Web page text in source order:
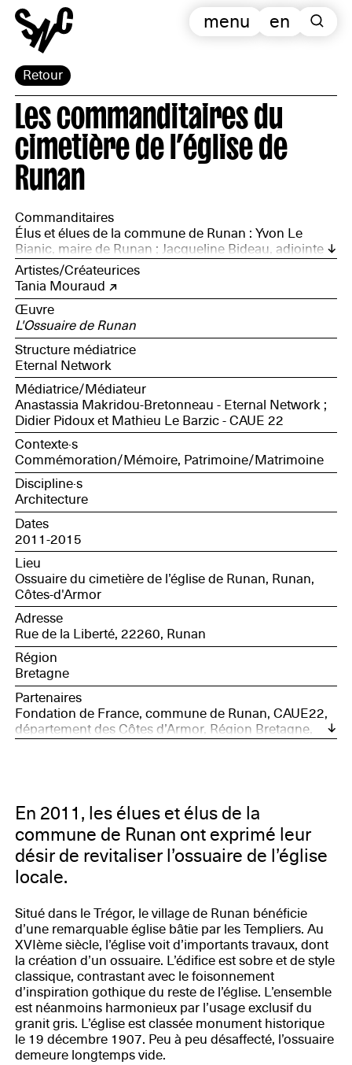
Retour
en
menu
Les commanditaires du
cimetière de l’église de
Runan
Commanditaires
Élus et élues de la commune de Runan : Yvon Le
Bianic, maire de Runan ; Jacqueline Bideau, adjointe
au maire ; Pierrette Boucher, adjointe au maire ; Pierre
Le Touset, adjoint au maire ; ainsi que les employé·es
communaux
Artistes/Créateurices
Tania Mouraud
Œuvre
L'Ossuaire de Runan
Structure médiatrice
Eternal Network
Médiatrice/Médiateur
Anastassia Makridou-Bretonneau - Eternal Network ;
Didier Pidoux et Mathieu Le Barzic - CAUE 22
Contexte·s
Commémoration/Mémoire, Patrimoine/Matrimoine
Discipline·s
Architecture
Dates
2011-2015
Lieu
Ossuaire du cimetière de l’église de Runan, Runan,
Côtes-d'Armor
Adresse
Rue de la Liberté, 22260, Runan
Région
Bretagne
Partenaires
Fondation de France, commune de Runan, CAUE22,
département des Côtes d’Armor, Région Bretagne,
DRAC Bretagne, Association des Communes du
l’environnement des Côtes d’Armor, Eternal Network
En 2011, les élues et élus de la
commune de Runan ont exprimé leur
désir de revitaliser l’ossuaire de l’église
locale.
Situé dans le Trégor, le village de Runan bénéficie
d’une remarquable église bâtie par les Templiers. Au
XVIème siècle, l’église voit d’importants travaux, dont
la création d’un ossuaire. L’édifice est sobre et de style
classique, contrastant avec le foisonnement
d’inspiration gothique du reste de l’église. L’ensemble
est néanmoins harmonieux par l’usage exclusif du
granit gris. L’église est classée monument historique
le 19 décembre 1907. Peu à peu désaffecté, l’ossuaire
demeure longtemps vide.